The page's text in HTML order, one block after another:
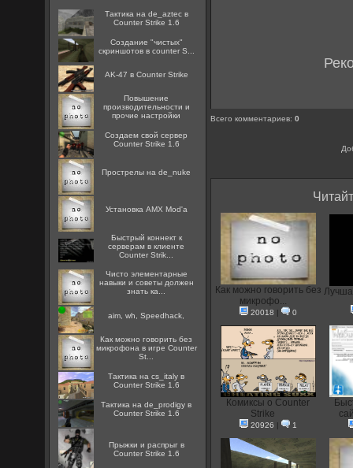
Тактика на de_aztec в
Counter Strike 1.6
Создание "чистых"
скриншотов в counter S...
AK-47 в Counter Strike
Повышение
производительности и
прочие настройки
Создаем свой сервер
Counter Strike 1.6
Прострелы на de_nuke
Установка AMX Mod'a
Быстрый коннект к
серверам в клиенте
Counter Strik...
Чисто элементарные
навыки и советы должен
знать ка...
aim, wh, Speedhack,
Как можно говорить без
микрофона в игре Counter
St...
Тактика на cs_italy в
Counter Strike 1.6
Тактика на de_prodigy в
Counter Strike 1.6
Прыжки и распрыг в
Counter Strike 1.6
Всего комментариев:0
Как можно говорить без
микрофо...
20018 | 0
Комиксы о Counter
Strike
20926 | 1